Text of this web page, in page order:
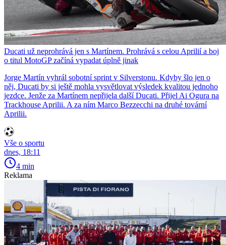
Ducati už neprohrává jen s Martínem. Prohrává s celou Aprilií a boj
o titul MotoGP začíná vypadat úplně jinak
Jorge Martín vyhrál sobotní sprint v Silverstonu. Kdyby šlo jen o
něj, Ducati by si ještě mohla vysvětlovat výsledek kvalitou jednoho
jezdce. Jenže za Martínem nepřijela další Ducati. Přijel Ai Ogura na
Trackhouse Aprilii. A za ním Marco Bezzecchi na druhé tovární
Aprilii.
Vše o sportu
dnes, 18:11
4 min
Reklama